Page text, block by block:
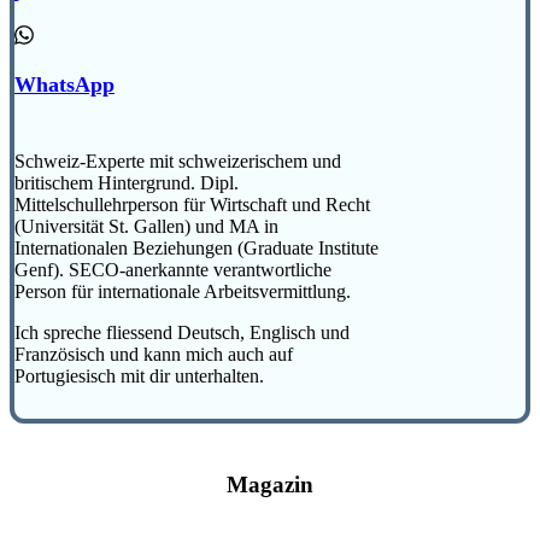
WhatsApp
Schweiz-Experte mit schweizerischem und
britischem Hintergrund. Dipl.
Mittelschullehrperson für Wirtschaft und Recht
(Universität St. Gallen) und MA in
Internationalen Beziehungen (Graduate Institute
Genf). SECO-anerkannte verantwortliche
Person für internationale Arbeitsvermittlung.
Ich spreche fliessend Deutsch, Englisch und
Französisch und kann mich auch auf
Portugiesisch mit dir unterhalten.
Magazin